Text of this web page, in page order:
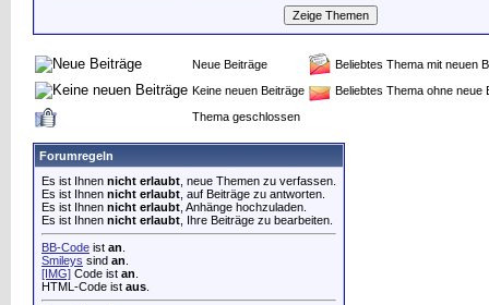
Neue Beiträge
Beliebtes Thema mit neuen
Keine neuen Beiträge
Beliebtes Thema ohne neue
Thema geschlossen
Forumregeln
Es ist Ihnen nicht erlaubt , neue Themen zu verfassen.
Es ist Ihnen nicht erlaubt , auf Beiträge zu antworten.
Es ist Ihnen nicht erlaubt , Anhänge hochzuladen.
Es ist Ihnen nicht erlaubt , Ihre Beiträge zu bearbeiten.
BB-Code ist an
Smileys sind an
[IMG] Code ist an
HTML-Code ist aus